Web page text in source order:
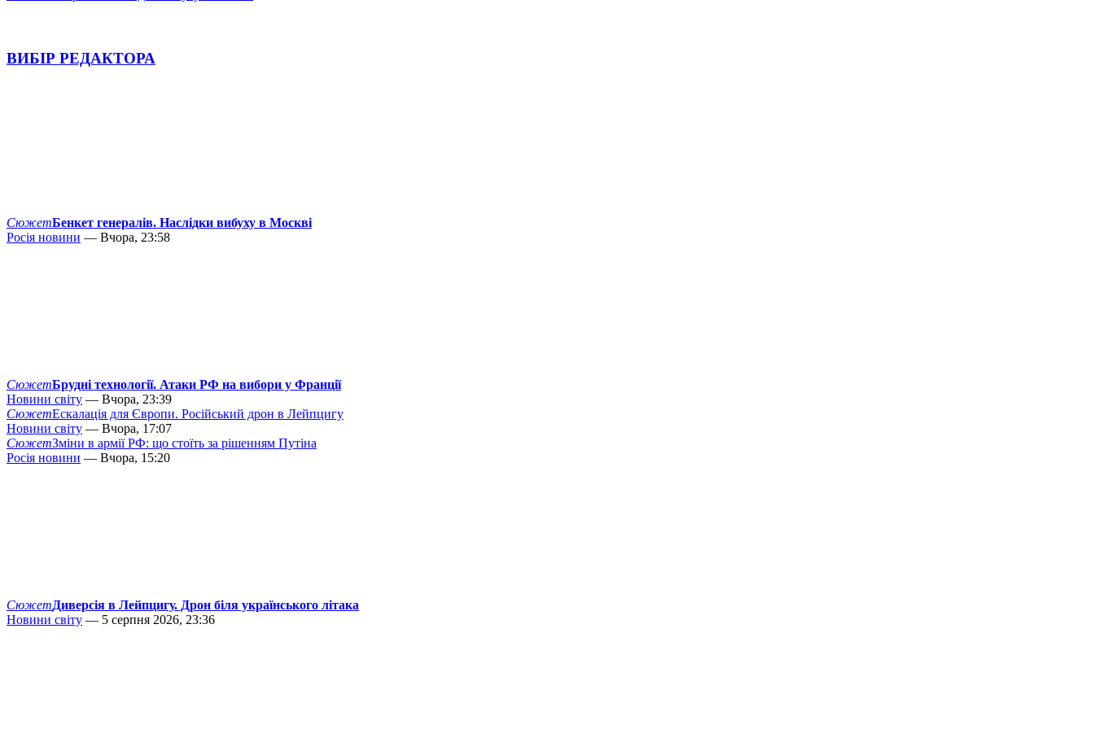
ВИБІР РЕДАКТОРА
СюжетБенкет генералів. Наслідки вибуху в Москві
Росія новини — Вчора, 23:58
СюжетБрудні технології. Атаки РФ на вибори у Франції
Новини світу — Вчора, 23:39
СюжетЕскалація для Європи. Російський дрон в Лейпцигу
Новини світу — Вчора, 17:07
СюжетЗміни в армії РФ: що стоїть за рішенням Путіна
Росія новини — Вчора, 15:20
СюжетДиверсія в Лейпцигу. Дрон біля українського літака
Новини світу — 5 серпня 2026, 23:36